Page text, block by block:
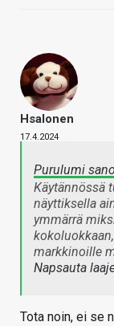
Hsalonen
17.4.2024
Purulumi
Käytännössä
näyttiksella
ymmärrä
markkinoille
Napsauta
Tota noin, ei se